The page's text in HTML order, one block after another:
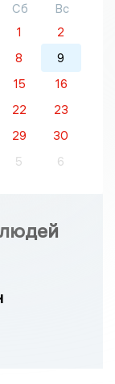
Сб
Вс
1
2
8
9
15
16
22
23
29
30
5 6